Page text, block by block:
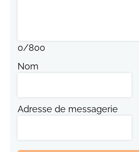
0/800
Nom
Adresse de messagerie